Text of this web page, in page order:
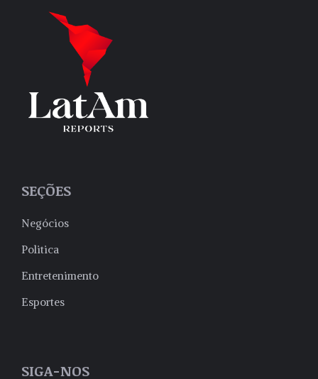
SEÇÕES
Negócios
Politica
Entretenimento
Esportes
SIGA-NOS